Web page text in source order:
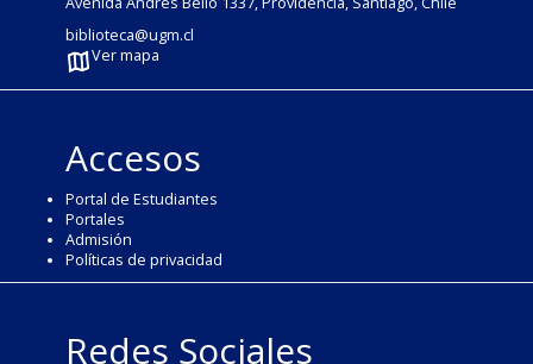
biblioteca@ugm.cl
Ver mapa
Accesos
Portal de Estudiantes
Portales
Admisión
Políticas de privacidad
Redes Sociales